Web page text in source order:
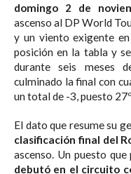
domingo 2 de
ascenso al DP World Tour 2026.
y un viento exigente en la
posición en la tabla y
durante seis meses
culminado la final con cuatro tarjetas de 71, 67, 75 y 72 para
un total de -3, puesto
El dato que resume su
clasificación final del
ascenso. Un puesto
debutó en el circuito